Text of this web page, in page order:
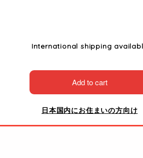
International shipping
Add to cart
日本国内にお住まいの方向け